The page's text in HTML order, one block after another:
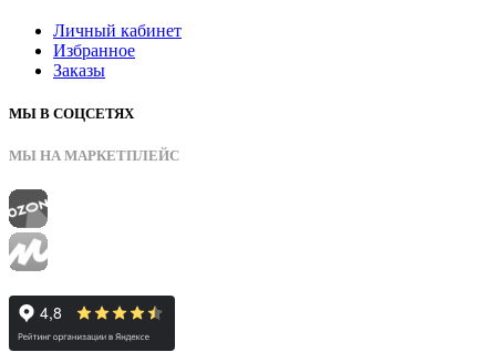
Личный кабинет
Избранное
Заказы
МЫ В СОЦСЕТЯХ
МЫ НА МАРКЕТПЛЕЙС